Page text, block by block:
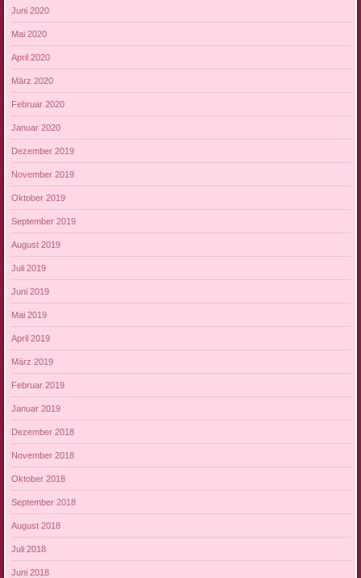
Juni 2020
Mai 2020
April 2020
März 2020
Februar 2020
Januar 2020
Dezember 2019
November 2019
Oktober 2019
September 2019
August 2019
Juli 2019
Juni 2019
Mai 2019
April 2019
März 2019
Februar 2019
Januar 2019
Dezember 2018
November 2018
Oktober 2018
September 2018
August 2018
Juli 2018
Juni 2018